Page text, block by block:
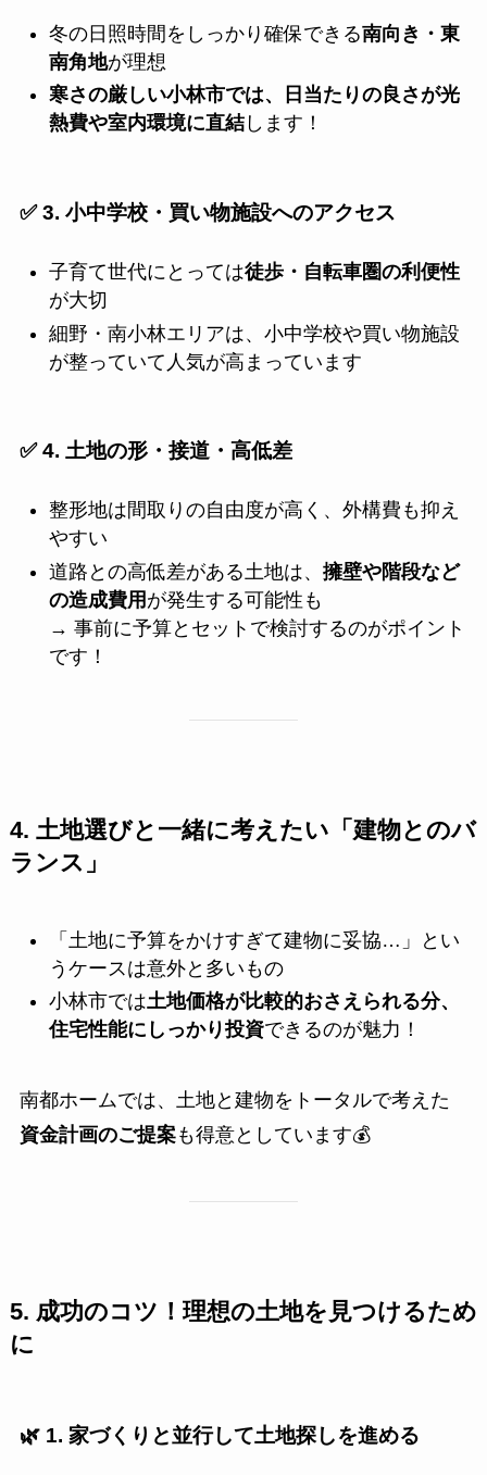
冬の日照時間をしっかり確保できる南向き・東
南角地が理想
寒さの厳しい小林市では、日当たりの良さが光
熱費や室内環境に直結します！
✅ 3. 小中学校・買い物施設へのアクセス
子育て世代にとっては徒歩・自転車圏の利便性
が大切
細野・南小林エリアは、小中学校や買い物施設
が整っていて人気が高まっています
✅ 4. 土地の形・接道・高低差
整形地は間取りの自由度が高く、外構費も抑え
やすい
道路との高低差がある土地は、 擁壁や階段など
の造成費用 が発生する可能性も
→ 事前に予算とセットで検討するのがポイント
です！
4. 土地選びと一緒に考えたい「建物とのバ
ランス」
「土地に予算をかけすぎて建物に妥協…」とい
うケースは意外と多いもの
小林市では土地価格が比較的おさえられる分、
住宅性能にしっかり投資できるのが魅力！
南都ホームでは、土地と建物をトータルで考えた
資金計画のご提案も得意としています💰
5. 成功のコツ！理想の土地を見つけるため
に
🌿 1. 家づくりと並行して土地探しを進める